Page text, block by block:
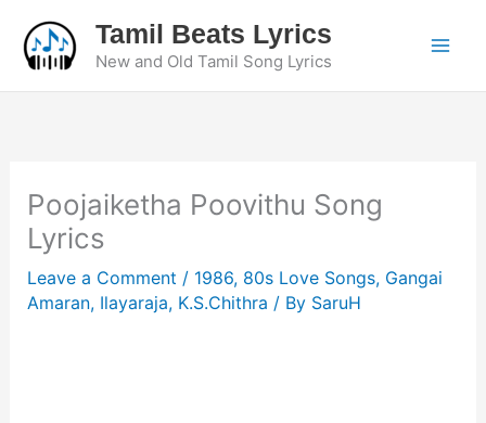
content
Tamil Beats Lyrics
New and Old Tamil Song Lyrics
Poojaiketha Poovithu Song
Lyrics
Leave a Comment / 1986, 80s Love Songs, Gangai
Amaran, Ilayaraja, K.S.Chithra / By SaruH